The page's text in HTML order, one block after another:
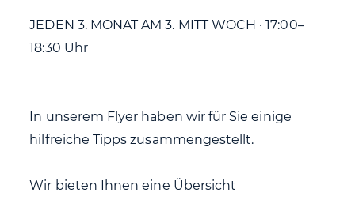
JEDEN 3. MONAT AM 3. MITT WOCH · 17:00–
18:30 Uhr
In unserem Flyer haben wir für Sie einige
hilfreiche Tipps zusammengestellt.
Wir bieten Ihnen eine Übersicht